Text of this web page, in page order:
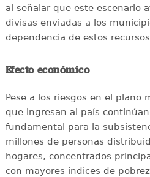
al señalar que este escenario
divisas enviadas a los
dependencia de estos
Efecto económico
Pese a los riesgos en el plano
que ingresan al país
fundamental para la
millones de personas
hogares, concentrados
con mayores índices de